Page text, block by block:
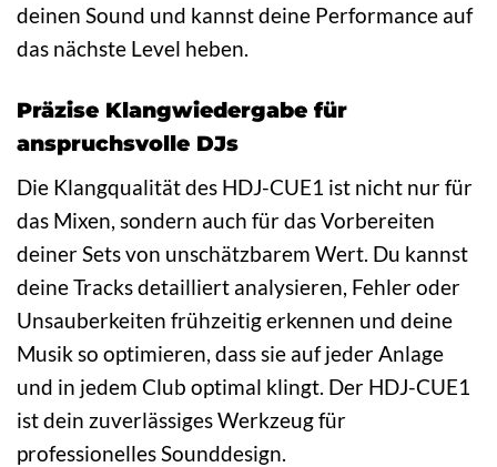
deinen Sound und kannst deine Performance auf
das nächste Level heben.
Präzise Klangwiedergabe für
anspruchsvolle DJs
Die Klangqualität des HDJ-CUE1 ist nicht nur für
das Mixen, sondern auch für das Vorbereiten
deiner Sets von unschätzbarem Wert. Du kannst
deine Tracks detailliert analysieren, Fehler oder
Unsauberkeiten frühzeitig erkennen und deine
Musik so optimieren, dass sie auf jeder Anlage
und in jedem Club optimal klingt. Der HDJ-CUE1
ist dein zuverlässiges Werkzeug für
professionelles Sounddesign.